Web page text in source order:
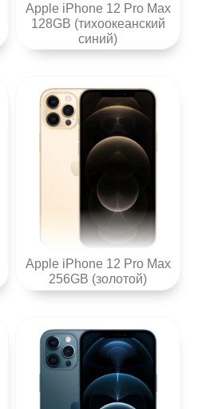
Apple iPhone 12 Pro Max
128GB (тихоокеанский
синий)
Apple iPhone 12 Pro Max
256GB (золотой)